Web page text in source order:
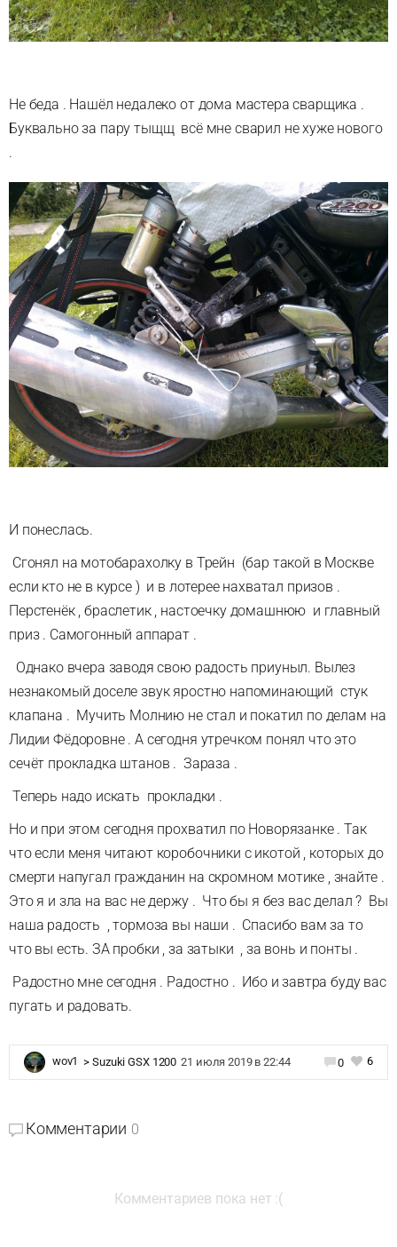
Не беда . Нашёл недалеко от дома мастера сварщика .
Буквально за пару тыщщ всё мне сварил не хуже нового
.
И понеслась.
Сгонял на мотобарахолку в Трейн (бар такой в Москве
если кто не в курсе ) и в лотерее нахватал призов .
Перстенёк , браслетик , настоечку домашнюю и главный
приз . Самогонный аппарат .
Однако вчера заводя свою радость приуныл. Вылез
незнакомый доселе звук яростно напоминающий стук
клапана . Мучить Молнию не стал и покатил по делам на
Лидии Фёдоровне . А сегодня утречком понял что это
сечёт прокладка штанов . Зараза .
Теперь надо искать прокладки .
Но и при этом сегодня прохватил по Новорязанке . Так
что если меня читают коробочники с икотой , которых до
смерти напугал гражданин на скромном мотике , знайте .
Это я и зла на вас не держу . Что бы я без вас делал ? Вы
наша радость , тормоза вы наши . Спасибо вам за то
что вы есть. ЗА пробки , за затыки , за вонь и понты .
Радостно мне сегодня . Радостно . Ибо и завтра буду вас
пугать и радовать.
wov1 >Suzuki GSX 1200 21 июля 2019 в 22:44 0 6
Комментарии 0
Комментариев пока нет :(